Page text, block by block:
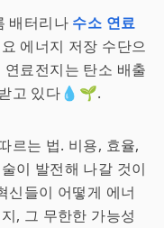
배터리나 수소 연료
에너지 저장 수단으
료전지는 탄소 배출
고 있다💧🌱.
르는 법. 비용, 효율,
이 발전해 나갈 것이
신들이 어떻게 에너
, 그 무한한 가능성